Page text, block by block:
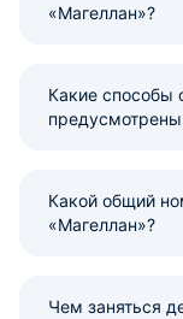
«Магеллан»?
Какие способы
предусмотрены
Какой общий
«Магеллан»?
Чем заняться